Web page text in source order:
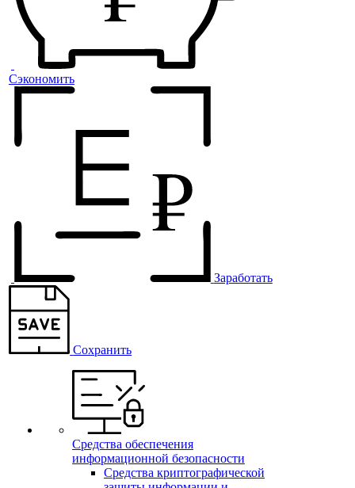
Сэкономить
Заработать
Сохранить
Средства обеспечения
информационной безопасности
Средства криптографической